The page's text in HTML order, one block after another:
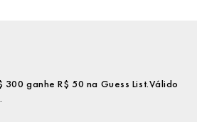
300 ganhe R$ 50 na Guess List.Válido